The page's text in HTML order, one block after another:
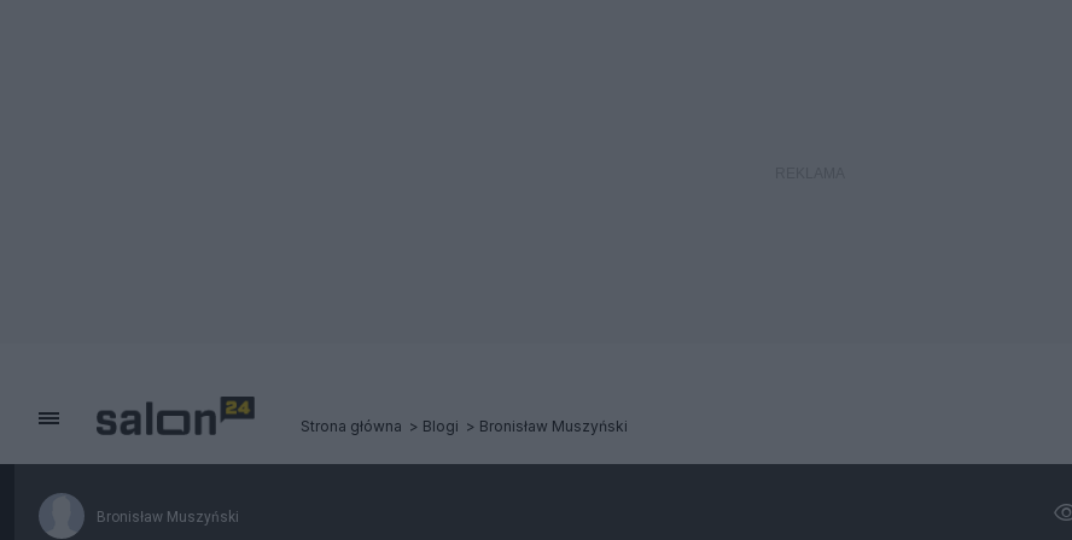
Strona główna Blogi Bronisław Muszyński
Bronisław Muszyński